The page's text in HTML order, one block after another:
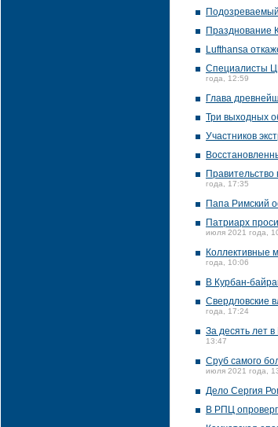
Празднование
Lufthansa
Специалисты
года, 12:59
Глава
Три выходных
Участников
года, 17:35
Папа Римский
Патриарх
июля 2021 года,
Коллективные
года, 10:06
В Курбан-
Свердловские
года, 17:24
За десять лет
13:47
Сруб самого
июля 2021 года,
Дело Сергия
В РПЦ